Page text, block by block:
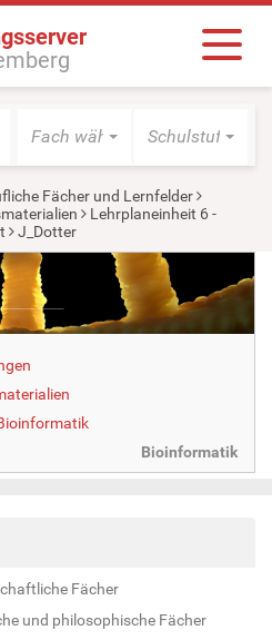
Fach wählen Schulstufe
Fächer und Lernfelder
Lehrplaneinheit 6 -
J_Dotter
Bioinformatik
Fächer
und philosophische Fächer